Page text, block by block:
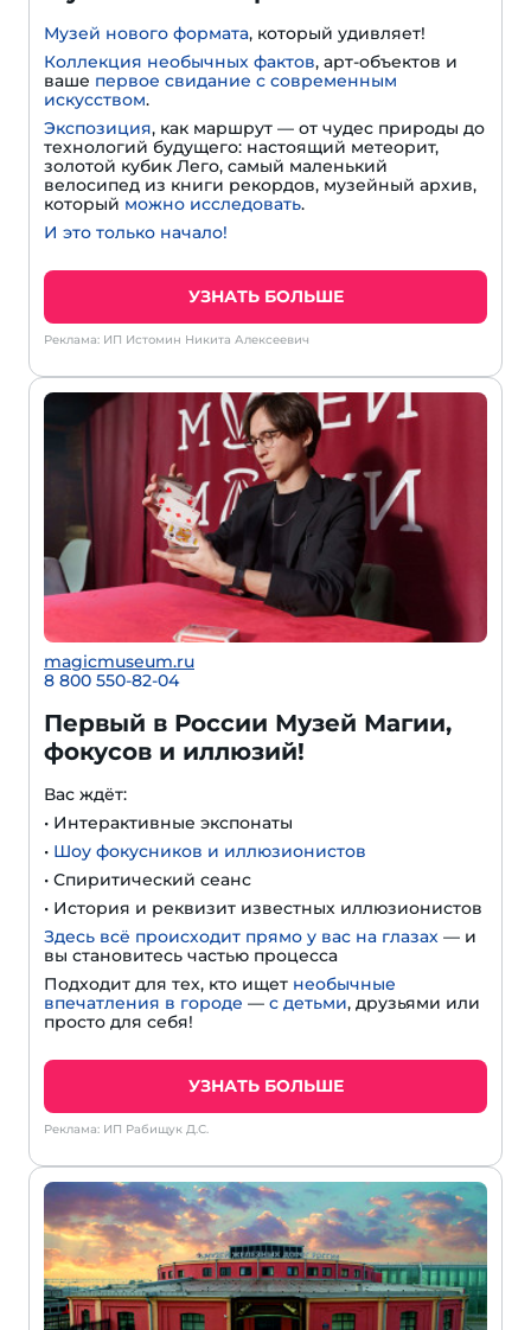
Музей нового формата, который удивляет!
Коллекция необычных фактов, арт-объектов и
ваше первое свидание с современным
искусством.
Экспозиция, как маршрут — от чудес природы до
технологий будущего: настоящий метеорит,
золотой кубик Лего, самый маленький
велосипед из книги рекордов, музейный архив,
который можно исследовать.
И это только начало!
УЗНАТЬ БОЛЬШЕ
Реклама: ИП Истомин Никита Алексеевич
magicmuseum.ru
8 800 550-82-04
Первый в России Музей Магии,
фокусов и иллюзий!
Вас ждёт:
• Интерактивные экспонаты
• Шоу фокусников и иллюзионистов
• Спиритический сеанс
• История и реквизит известных иллюзионистов
Здесь всё происходит прямо у вас на глазах — и
вы становитесь частью процесса
Подходит для тех, кто ищет необычные
впечатления в городе — с детьми, друзьями или
просто для себя!
УЗНАТЬ БОЛЬШЕ
Реклама: ИП Рабищук Д.С.